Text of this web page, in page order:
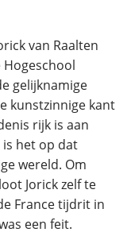
van Raalten
gelijknamige
kunstzinnige kant
rijk is aan
het op dat
wereld. Om
Jorick zelf te
France tijdrit in
een feit.